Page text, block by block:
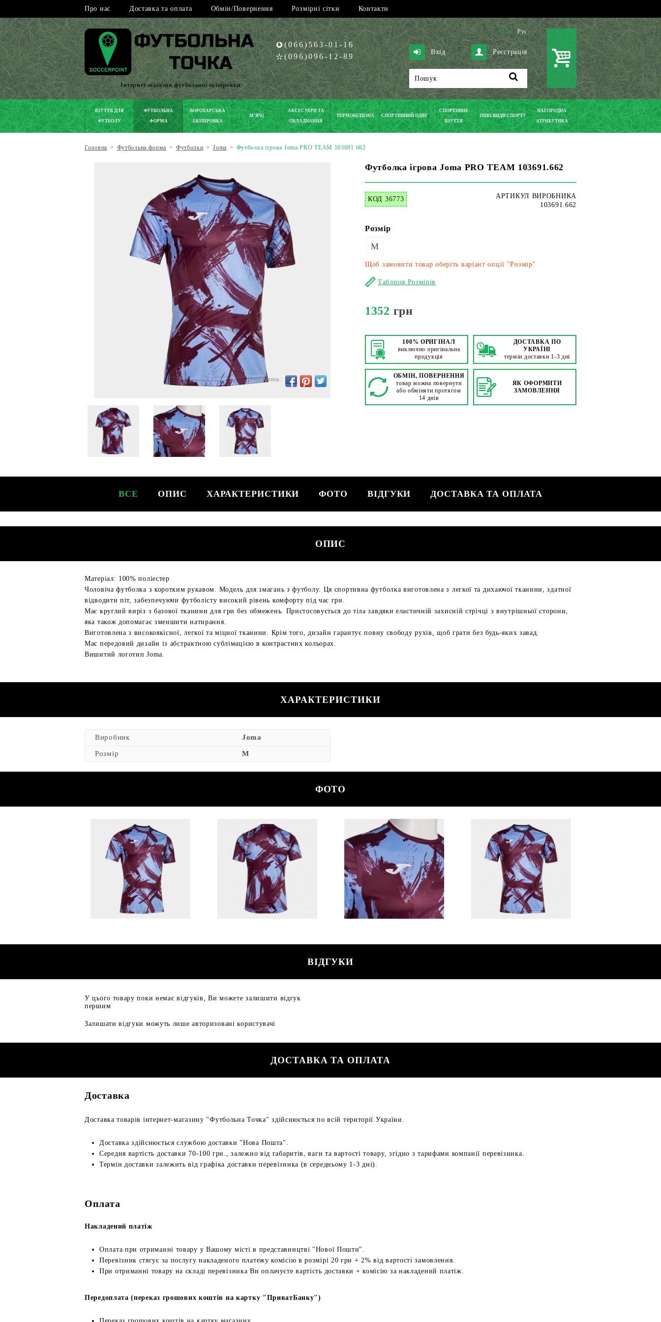
Про нас Доставка та оплата Обмін/Повернення Розмірні сітки Контакти
Інтернет-магазин футбольної екіпіровки
(066)563-01-16
(096)096-12-89
Укр Рус
Вхід Реєстрація
ВЗУТТЯ ДЛЯ
ФУТБОЛУ
ФУТБОЛЬНА
ФОРМА
ВОРОТАРСЬКА
ЕКІПІРОВКА
М'ЯЧІ
АКСЕСУАРИ ТА
ОБЛАДНАННЯ
ТЕРМОБІЛИЗНА СПОРТИВНИЙ ОДЯГ
СПОРТИВНЕ
ВЗУТТЯ
ІНШІ ВИДИ СПОРТУ
НАГОРОДНА
АТРИБУТИКА
Головна > Футбольна форма > Футболки > Joma > Футболка ігрова Joma PRO TEAM 103691.662
Футболка ігрова Joma PRO TEAM 103691.662
КОД 36773
АРТИКУЛ ВИРОБНИКА
103691.662
Поділитись:
Розмір
M
Щоб замовити товар оберіть варіант опції "Розмір"
Таблиця Розмірів
1352 грн
100% ОРИГІНАЛ
виключно оригінальна
продукція
ДОСТАВКА ПО
УКРАЇНІ
термін доставки 1-3 дні
ОБМІН, ПОВЕРНЕННЯ
товар можна повернути
або обміняти протягом
14 днів
ЯК ОФОРМИТИ
ЗАМОВЛЕННЯ
ВСЕ ОПИС ХАРАКТЕРИСТИКИ ФОТО ВІДГУКИ ДОСТАВКА ТА ОПЛАТА
ОПИС
Матеріал: 100% поліестер
Чоловіча футболка з коротким рукавом. Модель для змагань з футболу. Ця спортивна футболка виготовлена з легкої та дихаючої тканини, здатної
відводити піт, забезпечуючи футболісту високий рівень комфорту під час гри.
Має круглий виріз з базової тканини для гри без обмежень. Пристосовується до тіла завдяки еластичній захисній стрічці з внутрішньої сторони,
яка також допомагає зменшити натирання.
Виготовлена з високоякісної, легкої та міцної тканини. Крім того, дизайн гарантує повну свободу рухів, щоб грати без будь-яких завад.
Має передовий дизайн із абстрактною сублімацією в контрастних кольорах.
Вишитий логотип Joma.
ХАРАКТЕРИСТИКИ
Виробник Joma
Розмір M
ФОТО
ВІДГУКИ
У цього товару поки немає відгуків, Ви можете залишити відгук
першим
Залишати відгуки можуть лише авторизовані користувачі
ДОСТАВКА ТА ОПЛАТА
Доставка
Доставка товарів інтернет-магазину "Футбольна Точка" здійснюється по всій території України.
Доставка здійснюється службою доставки "Нова Пошта".
Середня вартість доставки 70-100 грн., залежно від габаритів, ваги та вартості товару, згідно з тарифами компанії перевізника.
Термін доставки залежить від графіка доставки перевізника (в середньому 1-3 дні).
Оплата
Накладений платіж
Оплата при отриманні товару у Вашому місті в представництві "Нової Пошти".
Перевізник стягує за послугу накладеного платежу комісію в розмірі 20 грн + 2% від вартості замовлення.
При отриманні товару на складі перевізника Ви оплачуєте вартість доставки + комісію за накладений платіж.
Передоплата (переказ грошових коштів на картку "ПриватБанку")